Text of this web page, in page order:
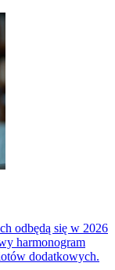
odbędą się w 2026
harmonogram
dodatkowych.